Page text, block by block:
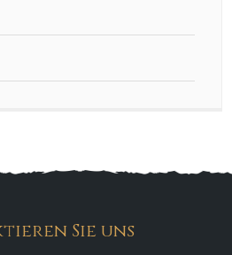
Sie uns